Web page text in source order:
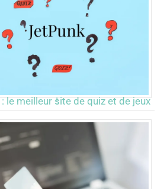
JetPunk : le meilleur site de quiz et de jeux !